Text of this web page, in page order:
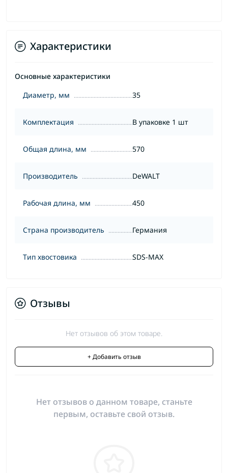
Характеристики
Основные характеристики
Диаметр, мм
35
Комплектация В упаковке 1 шт
Общая длина, мм 570
Производитель DeWALT
Рабочая длина, мм 450
Страна производитель Германия
Тип хвостовика SDS-MAX
Отзывы
Нет отзывов об этом товаре.
+ Добавить отзыв
Нет отзывов о данном товаре, станьте
первым, оставьте свой отзыв.